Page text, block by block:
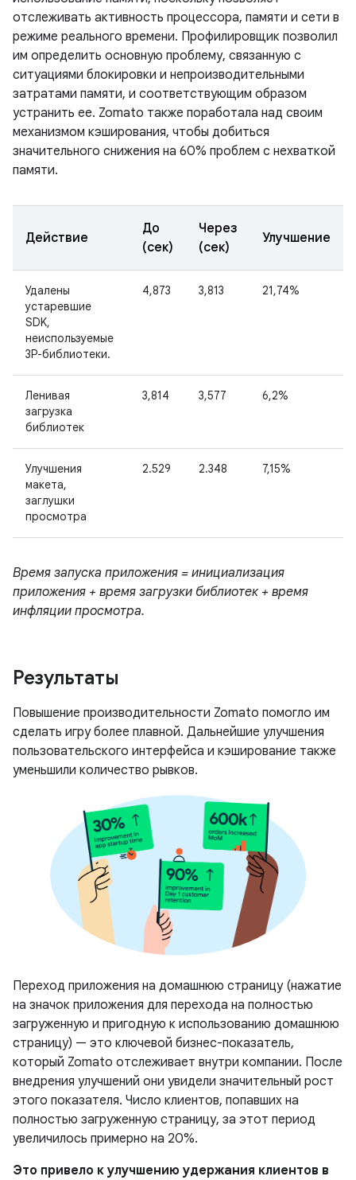
отслеживать активность процессора, памяти и сети в
режиме реального времени. Профилировщик позволил
им определить основную проблему, связанную с
ситуациями блокировки и непроизводительными
затратами памяти, и соответствующим образом
устранить ее. Zomato также поработала над своим
механизмом кэширования, чтобы добиться
значительного снижения на 60% проблем с нехваткой
памяти.
Действие
До
(сек)
Через
(сек)
Улучшение
Удалены
устаревшие
SDK,
неиспользуемые
3P-библиотеки.
4,873 3,813 21,74%
Ленивая
загрузка
библиотек
3,814 3,577 6,2%
Улучшения
макета,
заглушки
просмотра
2.529 2.348 7,15%
Время запуска приложения = инициализация
приложения + время загрузки библиотек + время
инфляции просмотра.
Результаты
Повышение производительности Zomato помогло им
сделать игру более плавной. Дальнейшие улучшения
пользовательского интерфейса и кэширование также
уменьшили количество рывков.
Переход приложения на домашнюю страницу (нажатие
на значок приложения для перехода на полностью
загруженную и пригодную к использованию домашнюю
страницу) — это ключевой бизнес-показатель,
который Zomato отслеживает внутри компании. После
внедрения улучшений они увидели значительный рост
этого показателя. Число клиентов, попавших на
полностью загруженную страницу, за этот период
увеличилось примерно на 20%.
Это привело к улучшению удержания клиентов в